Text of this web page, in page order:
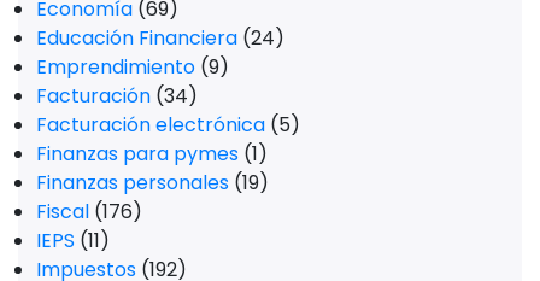
Economía (69)
Educación Financiera (24)
Emprendimiento (9)
Facturación (34)
Facturación electrónica (5)
Finanzas para pymes (1)
Finanzas personales (19)
Fiscal (176)
IEPS (11)
Impuestos (192)